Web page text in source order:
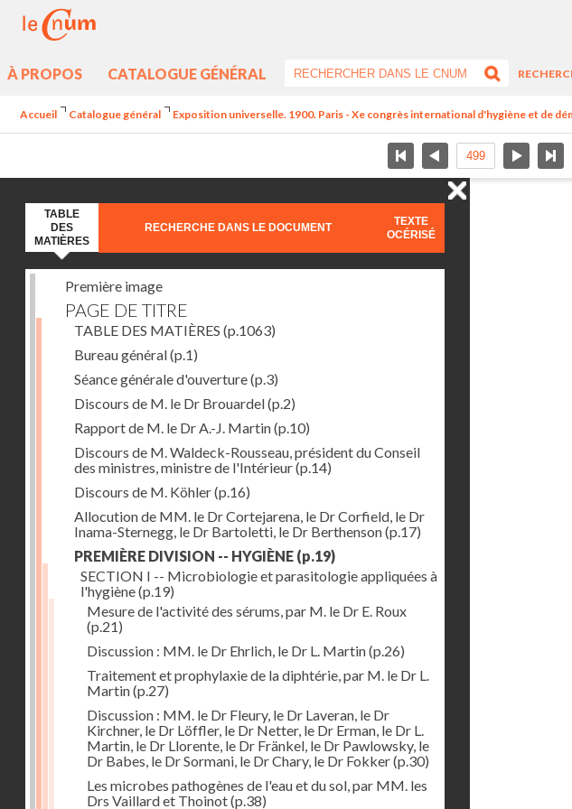
À PROPOS CATALOGUE GÉNÉRAL
Accueil Catalogue général Exposition universelle. 1900. Paris - Xe congrès international d'hygiène et de
TABLE
DES
MATIÈRES
RECHERCHE DANS LE DOCUMENT
TEXTE
OCÉRISÉ
Première image
PAGE DE TITRE
TABLE DES MATIÈRES (p.1063)
Bureau général(p.1)
Séance générale d'ouverture(p.3)
Discours de M. le Dr Brouardel(p.2)
Rapport de M. le Dr A.-J. Martin(p.10)
Discours de M. Waldeck-Rousseau, président du Conseil
des ministres, ministre de l'Intérieur(p.14)
Discours de M. Köhler(p.16)
Allocution de MM. le Dr Cortejarena, le Dr Corfield, le Dr
Inama-Sternegg, le Dr Bartoletti, le Dr Berthenson(p.17)
PREMIÈRE DIVISION -- HYGIÈNE (p.19)
SECTION I -- Microbiologie et parasitologie appliquées à
l'hygiène(p.19)
Mesure de l'activité des sérums, par M. le Dr E. Roux
(p.21)
Discussion : MM. le Dr Ehrlich, le Dr L. Martin(p.26)
Traitement et prophylaxie de la diphtérie, par M. le Dr L.
Martin(p.27)
Discussion : MM. le Dr Fleury, le Dr Laveran, le Dr
Kirchner, le Dr Löffler, le Dr Netter, le Dr Erman, le Dr L.
Martin, le Dr Llorente, le Dr Fränkel, le Dr Pawlowsky, le
Dr Babes, le Dr Sormani, le Dr Chary, le Dr Fokker(p.30)
Les microbes pathogènes de l'eau et du sol, par MM. les
Drs Vaillard et Thoinot(p.38)